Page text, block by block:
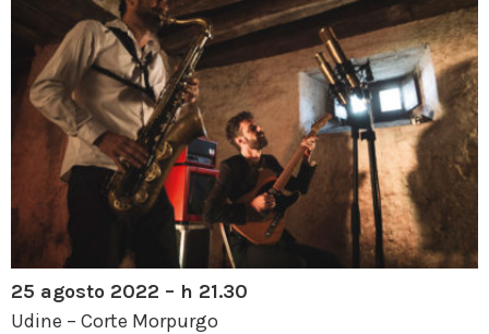
25 agosto 2022 – h 21.30
Udine – Corte Morpurgo